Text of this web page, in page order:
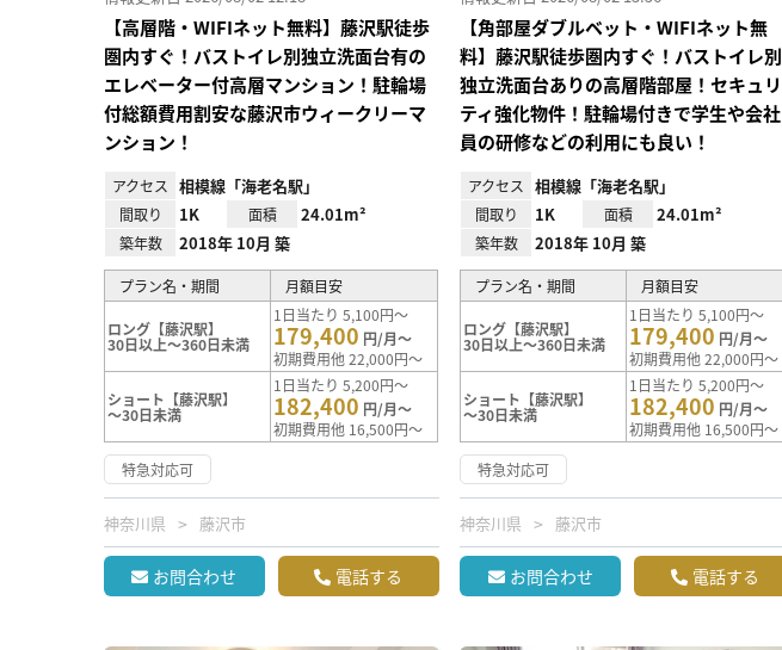
【高層階・WIFIネット無料】藤沢駅徒歩
圏内すぐ！バストイレ別独立洗面台有の
エレベーター付高層マンション！駐輪場
付総額費用割安な藤沢市ウィークリーマ
ンション！
アクセス 相模線「海老名駅」
間取り 1K 面積 24.01m²
築年数 2018年 10月 築
プラン名・期間 月額目安
ロング【藤沢駅】
30日以上～360日未満
1日当たり 5,100円～
179,400 円/月～
初期費用他 22,000円～
ショート【藤沢駅】
～30日未満
1日当たり 5,200円～
182,400 円/月～
初期費用他 16,500円～
特急対応可
神奈川県 藤沢市
お問合わせ 電話する
【角部屋ダブルベット・WIFIネット無
料】藤沢駅徒歩圏内すぐ！バストイレ別
独立洗面台ありの高層階部屋！セキュリ
ティ強化物件！駐輪場付きで学生や会社
員の研修などの利用にも良い！
アクセス 相模線「海老名駅」
間取り 1K 面積 24.01m²
築年数 2018年 10月 築
プラン名・期間 月額目安
ロング【藤沢駅】
30日以上～360日未満
1日当たり 5,100円～
179,400 円/月～
初期費用他 22,000円～
ショート【藤沢駅】
～30日未満
1日当たり 5,200円～
182,400 円/月～
初期費用他 16,500円～
特急対応可
神奈川県 藤沢市
お問合わせ 電話する